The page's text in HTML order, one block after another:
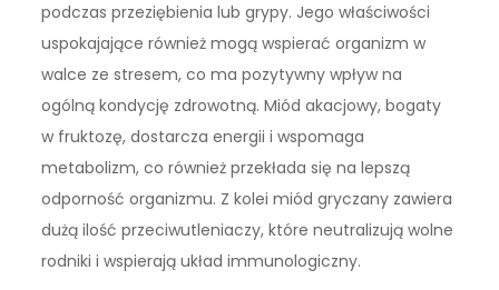
podczas przeziębienia lub grypy. Jego właściwości
uspokajające również mogą wspierać organizm w
walce ze stresem, co ma pozytywny wpływ na
ogólną kondycję zdrowotną. Miód akacjowy, bogaty
w fruktozę, dostarcza energii i wspomaga
metabolizm, co również przekłada się na lepszą
odporność organizmu. Z kolei miód gryczany zawiera
dużą ilość przeciwutleniaczy, które neutralizują wolne
rodniki i wspierają układ immunologiczny.